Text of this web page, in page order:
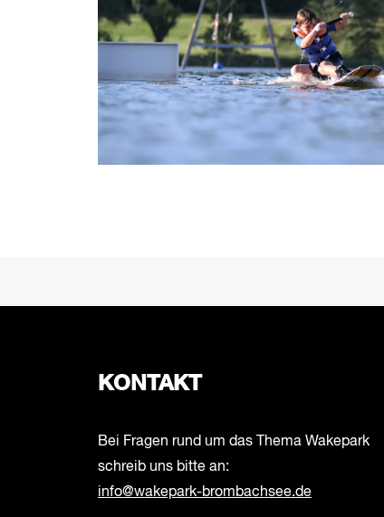
KONTAKT
Bei Fragen rund um das Thema Wakepark
schreib uns bitte an:
info@wakepark-brombachsee.de